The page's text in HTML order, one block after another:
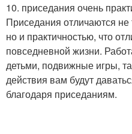
10. приседания очень
Приседания отличаются
но и практичностью, что
повседневной жизни.
детьми, подвижные игры,
действия вам будут
благодаря приседаниям.